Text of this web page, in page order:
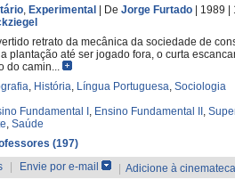
, Experimental De Jorge Furtado | 1989
retrato da mecânica da sociedade de
plantação até ser jogado fora, o curta
do camin...
, História, Língua Portuguesa, Sociologia
Fundamental I , Ensino Fundamental II ,
, Saúde
(197)
Envie por e-mail Adicione à cinemateca